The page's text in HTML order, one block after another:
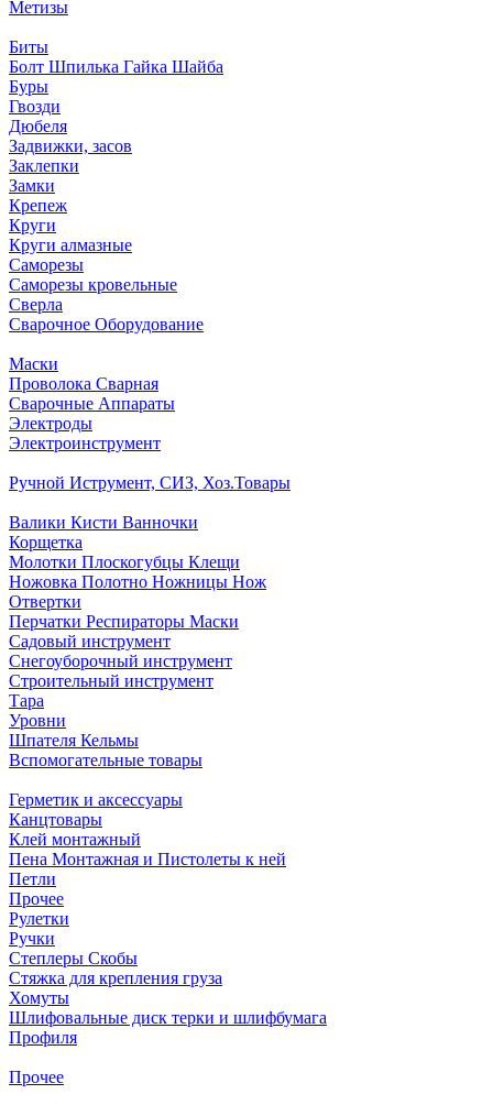
Метизы
Биты
Болт Шпилька Гайка Шайба
Буры
Гвозди
Дюбеля
Задвижки, засов
Заклепки
Замки
Крепеж
Круги
Круги алмазные
Саморезы
Саморезы кровельные
Сверла
Сварочное Оборудование
Маски
Проволока Сварная
Сварочные Аппараты
Электроды
Электроинструмент
Ручной Иструмент, СИЗ, Хоз.Товары
Валики Кисти Ванночки
Корщетка
Молотки Плоскогубцы Клещи
Ножовка Полотно Ножницы Нож
Отвертки
Перчатки Респираторы Маски
Садовый инструмент
Снегоуборочный инструмент
Строительный инструмент
Тара
Уровни
Шпателя Кельмы
Вспомогательные товары
Герметик и аксессуары
Канцтовары
Клей монтажный
Пена Монтажная и Пистолеты к ней
Петли
Прочее
Рулетки
Ручки
Степлеры Скобы
Стяжка для крепления груза
Хомуты
Шлифовальные диск терки и шлифбумага
Профиля
Прочее